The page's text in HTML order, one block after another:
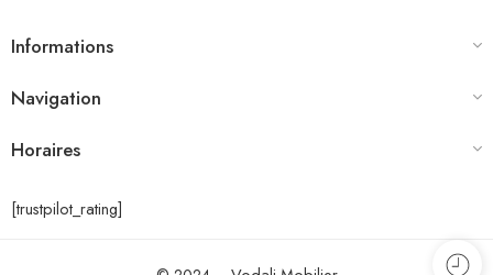
Informations
Navigation
Horaires
[trustpilot_rating]